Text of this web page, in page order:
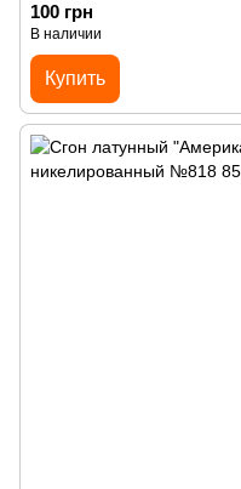
100 грн
В наличии
Купить